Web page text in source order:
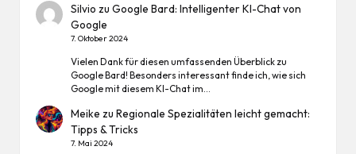
Silvio zuGoogle Bard: Intelligenter KI-Chat von
Google
7. Oktober 2024
Vielen Dank für diesen umfassenden Überblick zu
Google Bard! Besonders interessant finde ich, wie sich
Google mit diesem KI-Chat im…
Meike zuRegionale Spezialitäten leicht gemacht:
Tipps & Tricks
7. Mai 2024